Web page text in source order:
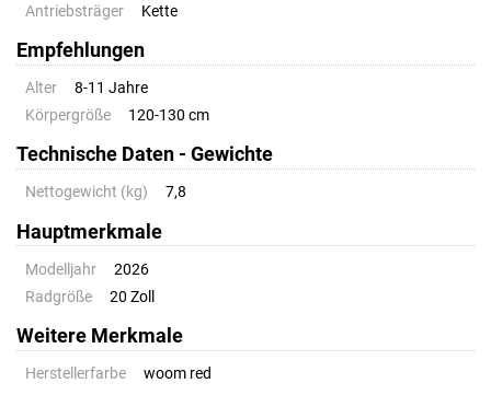
Antriebsträger
Kette
Empfehlungen
Alter
8-11 Jahre
Körpergröße
120-130 cm
Technische Daten - Gewichte
Nettogewicht (kg) 7,8
Hauptmerkmale
Modelljahr
2026
Radgröße
20 Zoll
Weitere Merkmale
Herstellerfarbe woom red